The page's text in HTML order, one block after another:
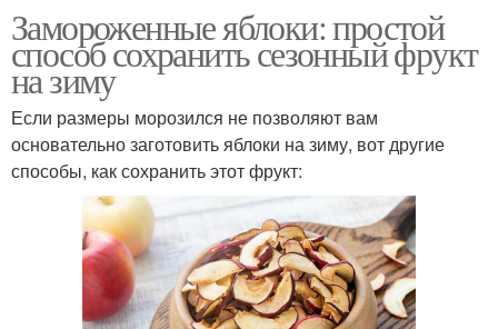
Замороженные яблоки: простой
способ сохранить сезонный фрукт
на зиму
Если размеры морозился не позволяют вам
основательно заготовить яблоки на зиму, вот другие
способы, как сохранить этот фрукт: